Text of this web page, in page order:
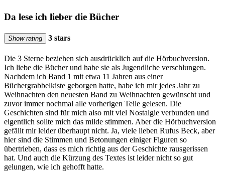
Da lese ich lieber die Bücher
Show rating 3 stars
Die 3 Sterne beziehen sich ausdrücklich auf die Hörbuchversion.
Ich liebe die Bücher und habe sie als Jugendliche verschlungen.
Nachdem ich Band 1 mit etwa 11 Jahren aus einer
Büchergrabbelkiste geborgen hatte, habe ich mir jedes Jahr zu
Weihnachten den neuesten Band zu Weihnachten gewünscht und
zuvor immer nochmal alle vorherigen Teile gelesen. Die
Geschichten sind für mich also mit viel Nostalgie verbunden und
eigentlich sollte mich das milde stimmen. Aber die Hörbuchversion
gefällt mir leider überhaupt nicht. Ja, viele lieben Rufus Beck, aber
hier sind die Stimmen und Betonungen einiger Figuren so
übertrieben, dass es mich richtig aus der Geschichte rausgerissen
hat. Und auch die Kürzung des Textes ist leider nicht so gut
gelungen, wie ich gehofft hatte.